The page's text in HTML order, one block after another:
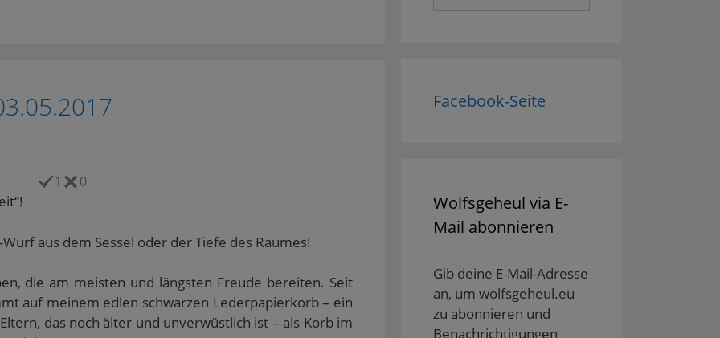
1 0
aus dem Sessel oder der Tiefe des Raumes!
die am meisten und längsten Freude bereiten. Seit
auf meinem edlen schwarzen Lederpapierkorb – ein
das noch älter und unverwüstlich ist – als Korb im
Facebook-Seite
Wolfsgeheul via E-
Mail abonnieren
Gib deine E-Mail-Adresse
an, um wolfsgeheul.eu
zu abonnieren und
Benachrichtigungen